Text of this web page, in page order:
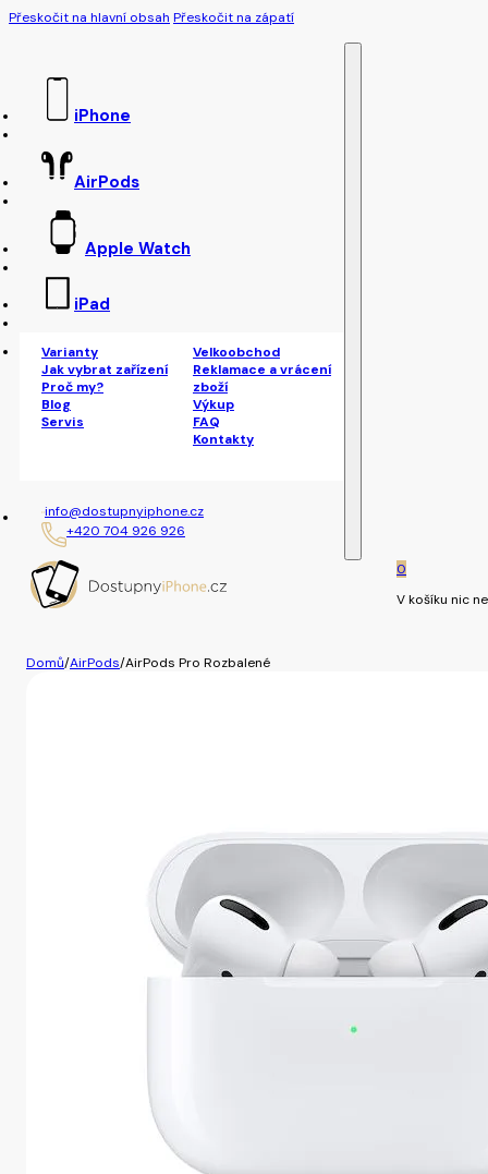
Přeskočit na hlavní obsah Přeskočit na zápatí
iPhone
AirPods
Apple Watch
iPad
Varianty
Jak vybrat zařízení
Proč my?
Blog
Servis
Velkoobchod
Reklamace a vrácení
zboží
Výkup
FAQ
Kontakty
info@dostupnyiphone.cz
+420 704 926 926
0
V košíku nic
Domů/AirPods/AirPods Pro Rozbalené